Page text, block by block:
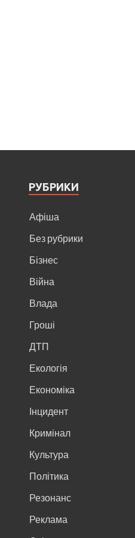
РУБРИКИ
Афіша
Без рубрики
Бізнес
Війна
Влада
Гроші
ДТП
Екологія
Економіка
Інцидент
Кримінал
Культура
Політика
Резонанс
Реклама